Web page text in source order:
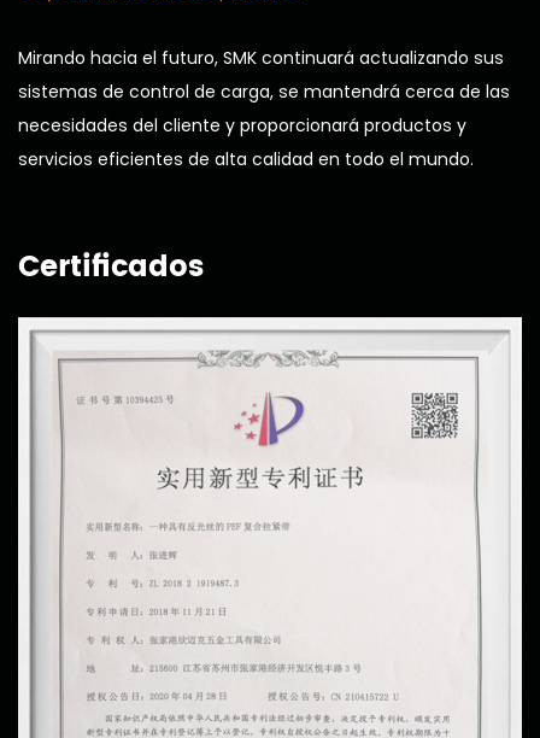
Mirando hacia el futuro, SMK continuará actualizando sus
sistemas de control de carga, se mantendrá cerca de las
necesidades del cliente y proporcionará productos y
servicios eficientes de alta calidad en todo el mundo.
Certificados